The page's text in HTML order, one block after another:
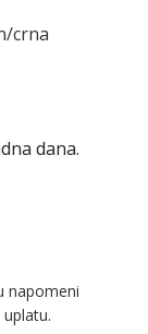
crna
dana.
napomeni